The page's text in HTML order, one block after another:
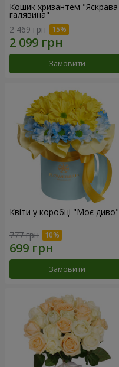
Кошик хризантем "Яскрава
галявина"
2 469 грн
Замовити
Квіти у коробці "Моє диво"
777 грн
Замовити